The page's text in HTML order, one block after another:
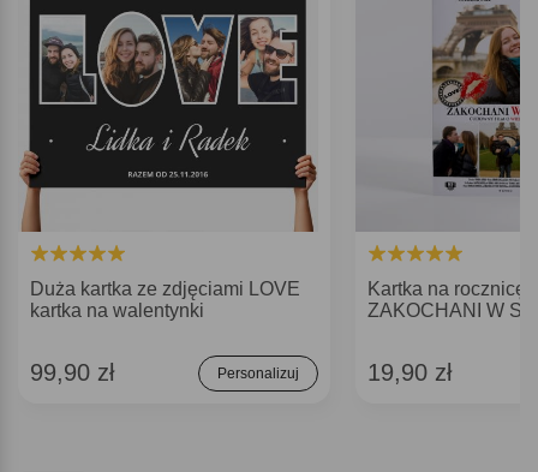
Duża kartka ze zdjęciami LOVE
kartka na walentynki
99,90 zł Personalizuj
Kartka na rocznicę
ZAKOCHANI W
19,90 zł